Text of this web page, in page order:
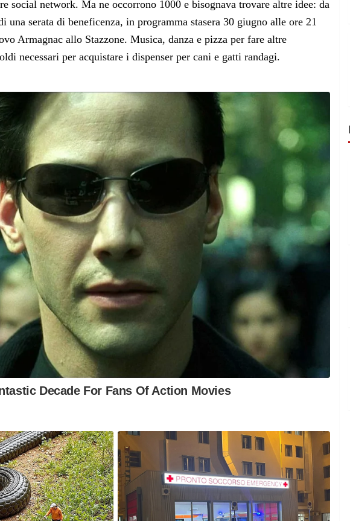
social network. Ma ne occorrono 1000 e bisognava trovare altre idee: da
una serata di beneficenza, in programma stasera 30 giugno alle ore 21
Armagnac allo Stazzone. Musica, danza e pizza per fare altre
necessari per acquistare i dispenser per cani e gatti randagi.